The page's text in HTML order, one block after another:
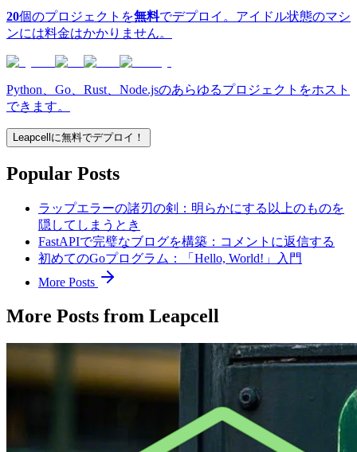
20個のプロジェクトを無料でデプロイ。アイドル状態のマシ
ンには料金はかかりません。
Python、Go、Rust、Node.jsのあらゆるプロジェクトをホスト
できます。
Leapcellに無料でデプロイ！
Popular Posts
ラップエラーの諸刃の剣：明らかにする以上のものを
隠してしまうとき
FastAPIで完璧なブログを構築：コメントに返信する
初めてのGoプログラム：「Hello, World!」入門
More Posts
More Posts from Leapcell